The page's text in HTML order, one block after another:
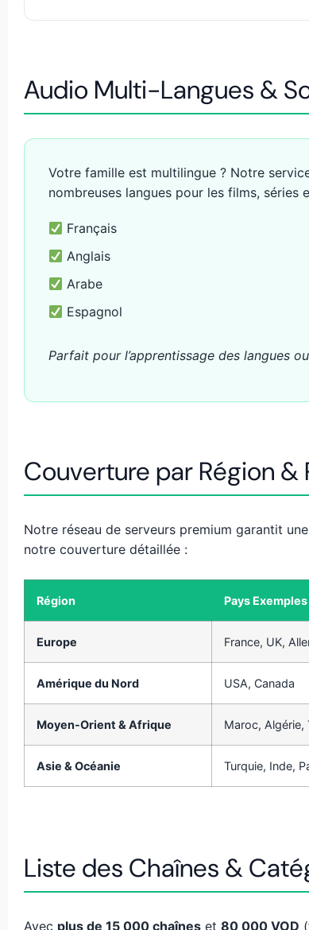
Audio Multi-Langues &
Votre famille est multilingue ? Notre
nombreuses langues pour les films, séries
Français
Anglais
Arabe
Espagnol
Parfait pour l’apprentissage des langues
Couverture par Région &
Notre réseau de serveurs premium garantit
notre couverture détaillée :
Région Pays Exemples
Europe France, UK,
Amérique du Nord USA, Canada
Moyen-Orient & Afrique Maroc, Algérie,
Asie & Océanie Turquie, Inde,
Liste des Chaînes &
Avec plus de 15 000 chaînes et 80 000 VOD